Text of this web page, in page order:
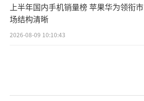
上半年国内手机销量榜 苹果华为领衔市
场结构清晰
2026-08-09 10:10:43